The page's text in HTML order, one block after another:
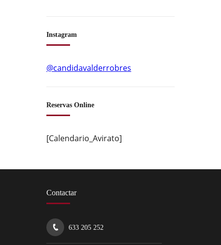
Instagram
@candidavalderrobres
Reservas Online
[Calendario_Avirato]
Contactar
633 205 252